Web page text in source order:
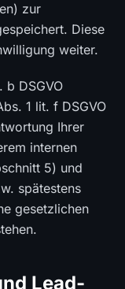
zur
Diese
weiter.
b DSGVO
1 lit. f DSGVO
Ihrer
internen
5) und
spätestens
gesetzlichen
Lead-